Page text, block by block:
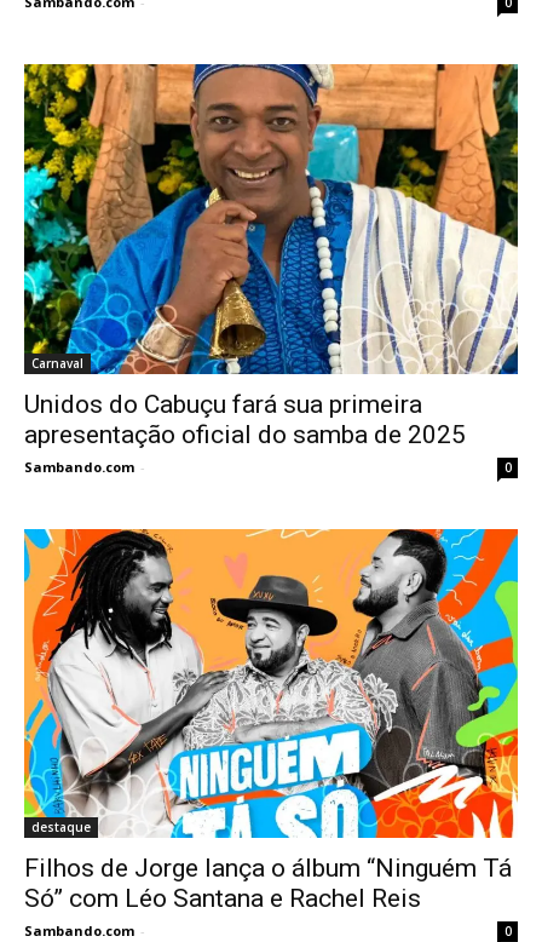
Carnaval
Unidos do Cabuçu fará sua primeira
apresentação oficial do samba de 2025
Sambando.com - 0
destaque
Filhos de Jorge lança o álbum “Ninguém Tá
Só” com Léo Santana e Rachel Reis
Sambando.com - 0